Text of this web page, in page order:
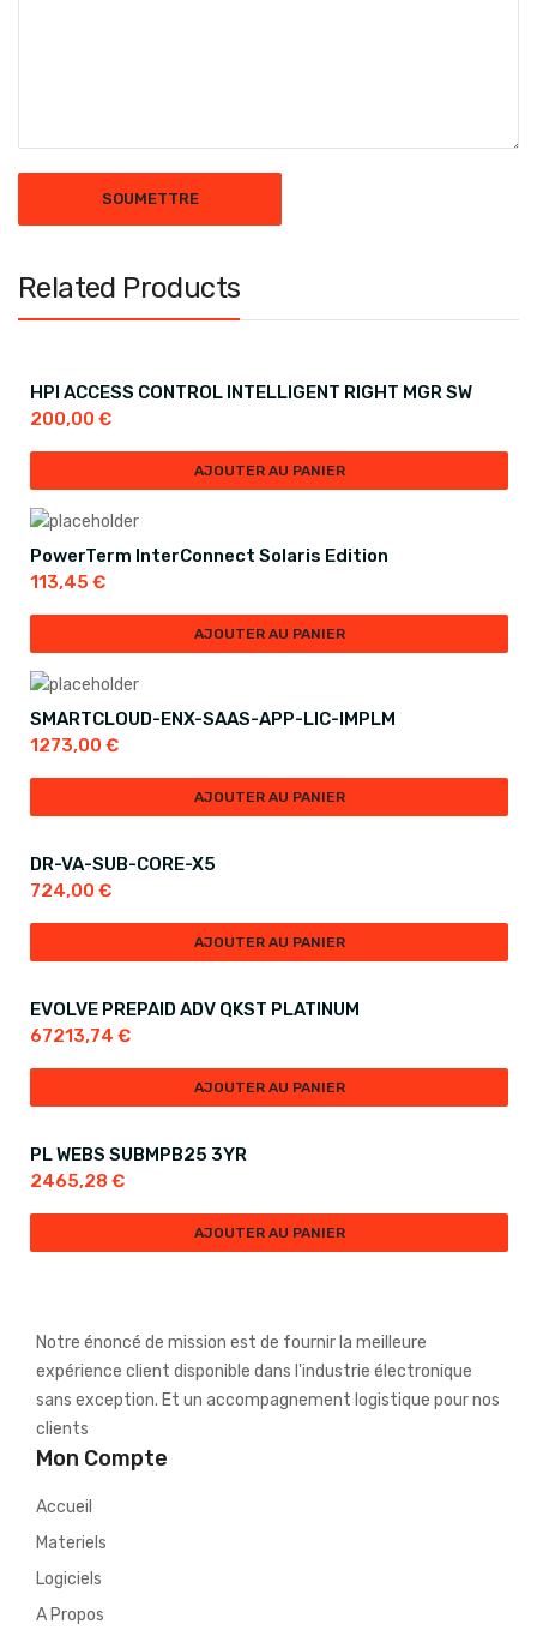
Related Products
HPI ACCESS CONTROL INTELLIGENT RIGHT MGR SW
200,00 €
AJOUTER AU PANIER
PowerTerm InterConnect Solaris Edition
113,45 €
AJOUTER AU PANIER
SMARTCLOUD-ENX-SAAS-APP-LIC-IMPLM
1273,00 €
AJOUTER AU PANIER
DR-VA-SUB-CORE-X5
724,00 €
AJOUTER AU PANIER
EVOLVE PREPAID ADV QKST PLATINUM
67213,74 €
AJOUTER AU PANIER
PL WEBS SUBMPB25 3YR
2465,28 €
AJOUTER AU PANIER
Notre énoncé de mission est de fournir la meilleure
expérience client disponible dans l'industrie électronique
sans exception. Et un accompagnement logistique pour nos
clients
Mon Compte
Accueil
Materiels
Logiciels
A Propos